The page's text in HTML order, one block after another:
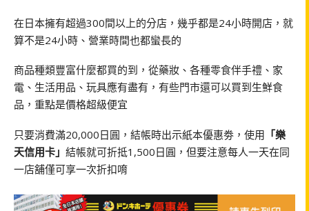
在日本擁有超過300間以上的分店，幾乎都是24小時開店，就
算不是24小時、營業時間也都蠻長的
商品種類豐富什麼都買的到，從藥妝、各種零食伴手禮、家
電、生活用品、玩具應有盡有，有些門市還可以買到生鮮食
品，重點是價格超級便宜
只要消費滿20,000日圓，結帳時出示紙本優惠劵，使用 「樂
天信用卡」 結帳就可折抵1,500日圓，但要注意每人一天在同
一店舖僅可享一次折扣唷